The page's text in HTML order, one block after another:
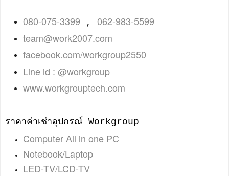
080-075-3399 , 062-983-5599
team@work2007.com
facebook.com/workgroup2550
Line id : @workgroup
www.workgrouptech.com
ราคาค่าเช่าอุปกรณ์ Workgroup
Computer All in one PC
Notebook/Laptop
LED-TV/LCD-TV